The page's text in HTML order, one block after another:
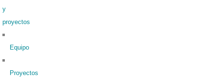
y
proyectos
Equipo
Proyectos